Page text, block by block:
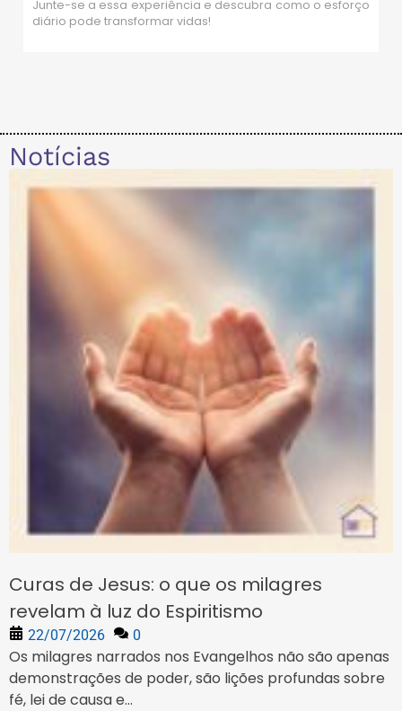
Junte-se a essa experiência e descubra como o esforço
diário pode transformar vidas!
Notícias
Curas de Jesus: o que os milagres
revelam à luz do Espiritismo
22/07/2026 0
Os milagres narrados nos Evangelhos não são apenas
demonstrações de poder, são lições profundas sobre
fé, lei de causa e...